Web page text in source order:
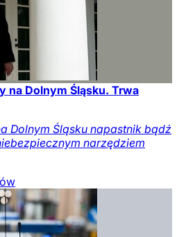
na Dolnym Śląsku. Trwa
Dolnym Śląsku napastnik bądź
narzędziem